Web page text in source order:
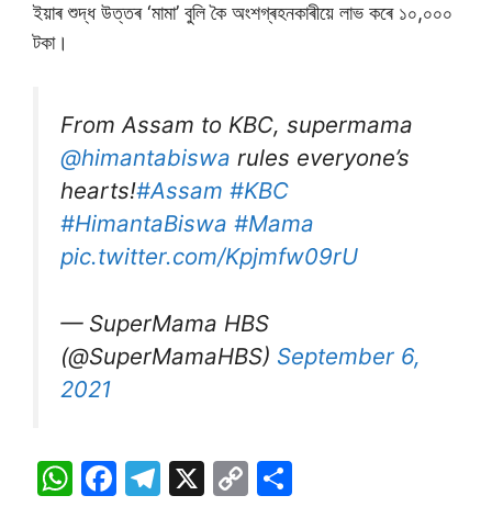
ইয়াৰ শুদ্ধ উত্তৰ ‘মামা’ বুলি কৈ অংশগ্ৰহনকাৰীয়ে লাভ কৰে ১০,০০০
টকা।
From Assam to KBC, supermama
@himantabiswa rules everyone’s
hearts!#Assam #KBC
#HimantaBiswa #Mama
pic.twitter.com/Kpjmfw09rU
— SuperMama HBS
(@SuperMamaHBS) September 6,
2021
W F
T
X
C